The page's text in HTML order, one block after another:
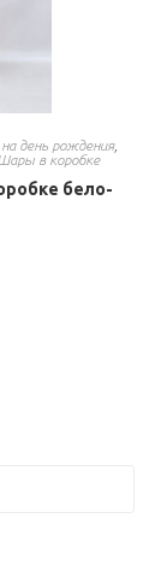
день рождения,
в коробке
бело-